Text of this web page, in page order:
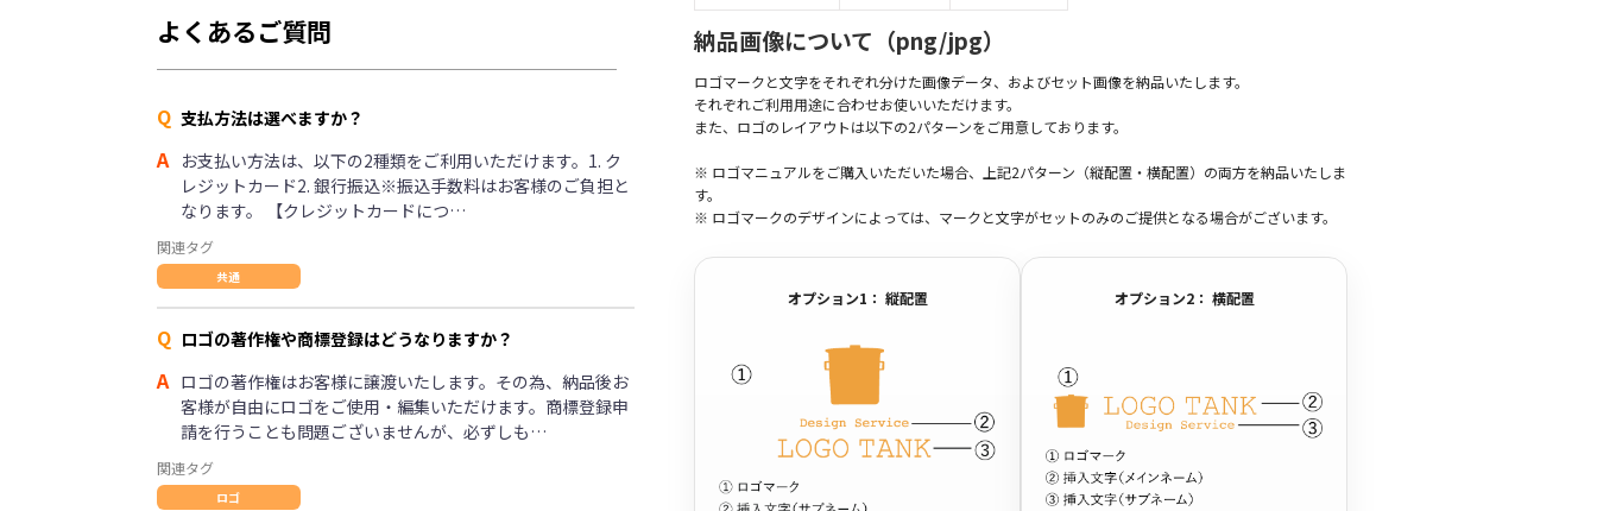
よくあるご質問
Q 支払方法は選べますか？
A お支払い方法は、以下の2種類をご利用いただけます。1. ク
レジットカード2. 銀行振込※振込手数料はお客様のご負担と
なります。 【クレジットカードにつ…
関連タグ
共通
Q ロゴの著作権や商標登録はどうなりますか？
A ロゴの著作権はお客様に譲渡いたします。その為、納品後お
客様が自由にロゴをご使用・編集いただけます。商標登録申
請を行うことも問題ございませんが、必ずしも…
関連タグ
ロゴ
納品画像について（png/jpg）
ロゴマークと文字をそれぞれ分けた画像データ、およびセット画像を納品いたします。
それぞれご利用用途に合わせお使いいただけます。
また、ロゴのレイアウトは以下の2パターンをご用意しております。
※ ロゴマニュアルをご購入いただいた場合、上記2パターン（縦配置・横配置）の両方を納品いたしま
す。
※ ロゴマークのデザインによっては、マークと文字がセットのみのご提供となる場合がございます。
オプション1： 縦配置 オプション2： 横配置